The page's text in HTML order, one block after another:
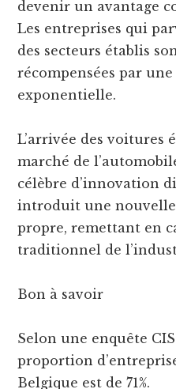
devenir un avantage
Les entreprises qui
des secteurs établis
récompensées par une
exponentielle.
L’arrivée des voitures
marché de
célèbre d’innovation
introduit une
propre, remettant en
traditionnel de
Bon à savoir
Selon une enquête
proportion
Belgique est de 71%.